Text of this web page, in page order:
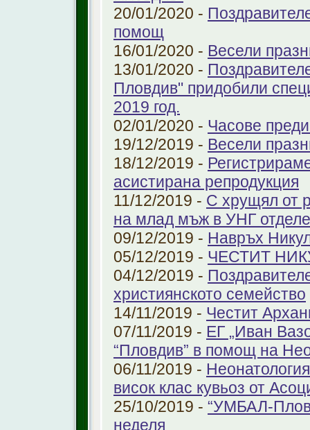
20/01/2020 -
помощ
16/01/2020 - Весели
13/01/2020 -
Пловдив" придобили
2019 год.
02/01/2020 - Часове
19/12/2019 - Весели
18/12/2019 -
aсистирана репродукция
11/12/2019 - С хрущял от
на млад мъж в УНГ
09/12/2019 - Навръх
05/12/2019 - ЧЕСТИТ
04/12/2019 -
християнското семейство
14/11/2019 - Честит
07/11/2019 - ЕГ „Иван
“Пловдив” в помощ на
06/11/2019 -
висок клас кувьоз от
25/10/2019 - “УМБАЛ-
неделя